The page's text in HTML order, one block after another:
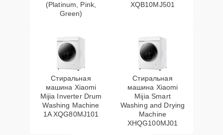
(Platinum, Pink,
Green)
XQB10MJ501
Стиральная
машина Xiaomi
Mijia Inverter Drum
Washing Machine
1A XQG80MJ101
Стиральная
машина Xiaomi
Mijia Smart
Washing and Drying
Machine
XHQG100MJ01